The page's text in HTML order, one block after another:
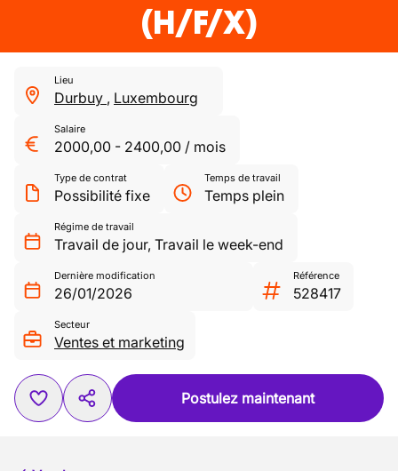
(H/F/X)
Lieu
Durbuy , Luxembourg
Salaire
2000,00 - 2400,00 / mois
Type de contrat
Possibilité fixe
Temps de travail
Temps plein
Régime de travail
Travail de jour, Travail le week-end
Dernière modification
26/01/2026
Référence
528417
Secteur
Ventes et marketing
Postulez maintenant